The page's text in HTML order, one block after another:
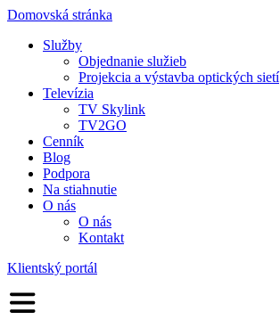
Domovská stránka
Služby
Objednanie služieb
Projekcia a výstavba optických sietí
Televízia
TV Skylink
TV2GO
Cenník
Blog
Podpora
Na stiahnutie
O nás
O nás
Kontakt
Klientský portál